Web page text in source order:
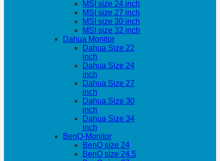
MSI size 24 inch
MSI size 27 inch
MSI size 30 inch
MSI size 32 inch
Dahua Monitor
Dahua Size 22
inch
Dahua Size 24
inch
Dahua Size 27
inch
Dahua Size 30
inch
Dahua Size 34
inch
BenQ-Monitor
BenQ size 24
BenQ size 24.5